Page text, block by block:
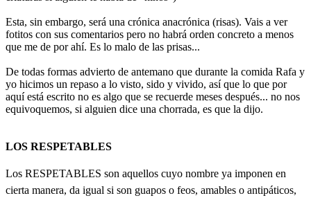
Esta, sin embargo, será una crónica anacrónica (risas). Vais a ver
fotitos con sus comentarios pero no habrá orden concreto a menos
que me de por ahí. Es lo malo de las prisas...
De todas formas advierto de antemano que durante la comida Rafa y
yo hicimos un repaso a lo visto, sido y vivido, así que lo que por
aquí está escrito no es algo que se recuerde meses después... no nos
equivoquemos, si alguien dice una chorrada, es que la dijo.
LOS RESPETABLES
Los RESPETABLES son aquellos cuyo nombre ya imponen en
cierta manera, da igual si son guapos o feos, amables o antipáticos,